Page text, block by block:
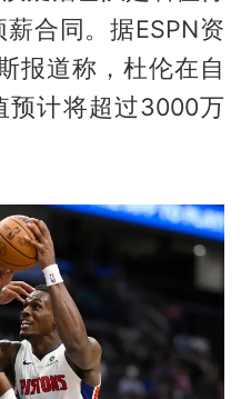
合同。据ESPN资
报道称，杜伦在自
预计将超过3000万